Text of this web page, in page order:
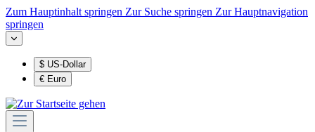
Zum Hauptinhalt springen Zur Suche springen Zur Hauptnavigation
springen
$ US-Dollar
€ Euro